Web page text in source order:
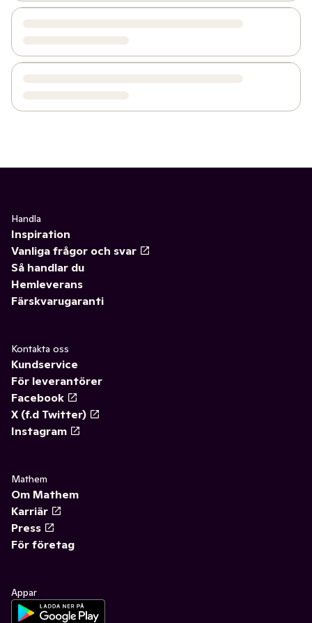
Handla
Inspiration
Vanliga frågor och svar
Så handlar du
Hemleverans
Färskvarugaranti
Kontakta oss
Kundservice
För leverantörer
Facebook
X (f.d Twitter)
Instagram
Mathem
Om Mathem
Karriär
Press
För företag
Appar